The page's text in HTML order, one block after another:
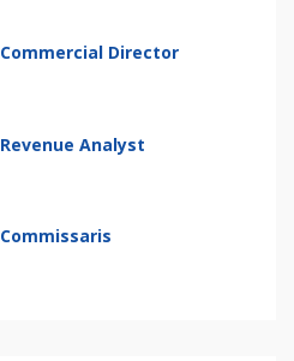
Commercial Director
Revenue Analyst
Commissaris